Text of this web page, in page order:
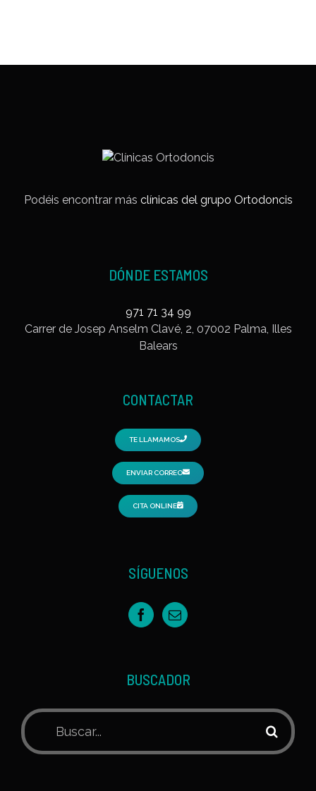
Podéis encontrar más clínicas del grupo Ortodoncis
DÓNDE ESTAMOS
971 71 34 99
Carrer de Josep Anselm Clavé, 2, 07002 Palma, Illes
Balears
CONTACTAR
TE LLAMAMOS
ENVIAR CORREO
CITA ONLINE
SÍGUENOS
BUSCADOR